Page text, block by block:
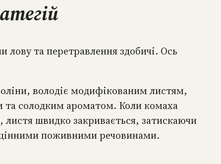
та перетравлення здобичі. Ось
володіє модифікованим листям,
та солодким ароматом. Коли комаха
швидко закривається, затискаючи
поживними речовинами.